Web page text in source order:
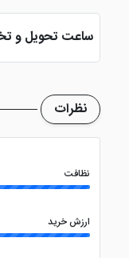
بله، با انتخاب
ساعت تحویل و
ساعت تحویل اتاق ساعت 2 بعد از ظهر و ساعت تخلیه
نظرات
نظافت
ارزش خرید